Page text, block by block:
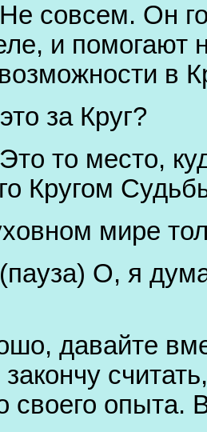
Не совсем. Он
и помогают
в
за Круг?
Это то место,
Кругом
мире
(пауза) О, я
давайте
закончу
своего опыта.